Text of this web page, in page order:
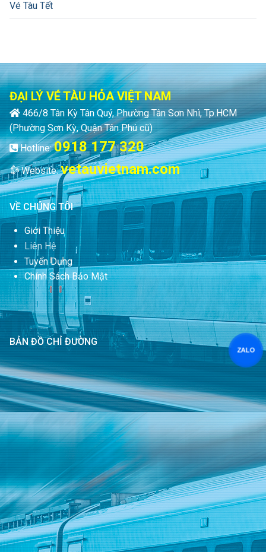
Vé Tàu Tết
ĐẠI LÝ VÉ TÀU HỎA VIỆT NAM
466/8 Tân Kỳ Tân Quý, Phường Tân Sơn Nhì, Tp.HCM
(Phường Sơn Kỳ, Quận Tân Phú cũ)
Hotline:0918 177 320
Website:vetauvietnam.com
VỀ CHÚNG TÔI
Giới Thiệu
Liên Hệ
Tuyển Dụng
Chính Sách Bảo Mật
BẢN ĐỒ CHỈ ĐƯỜNG
ZALO